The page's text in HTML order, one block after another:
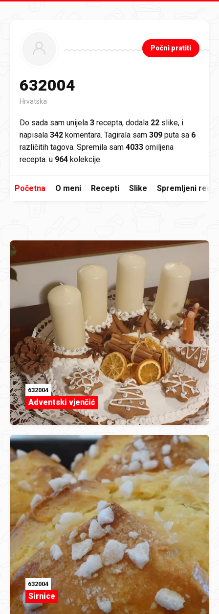
632004
Hrvatska
Počni pratiti
Do sada sam unijela 3 recepta, dodala 22 slike, i
napisala 342 komentara. Tagirala sam 309 puta sa 6
različitih tagova. Spremila sam 4033 omiljena
recepta. u 964 kolekcije.
Početna O meni Recepti Slike Spremljeni
632004
Adventski vjenčić
632004
Sirnice